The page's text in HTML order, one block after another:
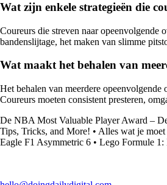
Wat zijn enkele strategieën die
Coureurs die streven naar opeenvolgende
bandenslijtage, het maken van slimme
Wat maakt het behalen van
Het behalen van meerdere
Coureurs moeten consistent presteren,
De NBA Most Valuable Player Award –
Tips, Tricks, and More! • Alles wat je
Eagle F1 Asymmetric 6 • Lego Formule 1: